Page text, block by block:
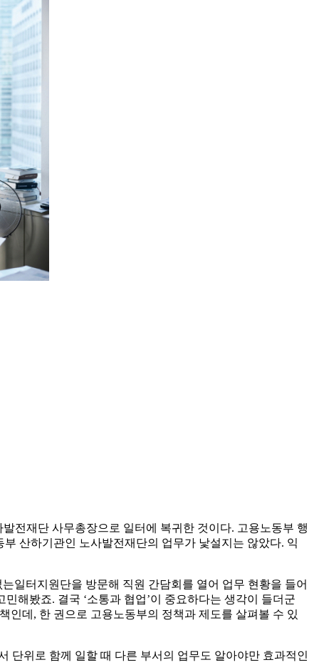
전재단 사무총장으로 일터에 복귀한 것이다. 고용노동부 행
산하기관인 노사발전재단의 업무가 낯설지는 않았다. 익
일터지원단을 방문해 직원 간담회를 열어 업무 현황을 들어
해봤죠. 결국 ‘소통과 협업’이 중요하다는 생각이 들더군
인데, 한 권으로 고용노동부의 정책과 제도를 살펴볼 수 있
단위로 함께 일할 때 다른 부서의 업무도 알아야만 효과적인